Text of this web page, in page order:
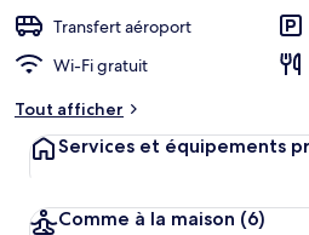
Transfert aéroport
Wi-Fi gratuit
Tout afficher
Services et équipements
Comme à la maison (6)